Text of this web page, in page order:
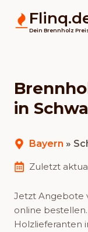
Dein Brennholz
in
Bayern »
Zuletzt
Jetzt Angebote
online
Holzlieferanten